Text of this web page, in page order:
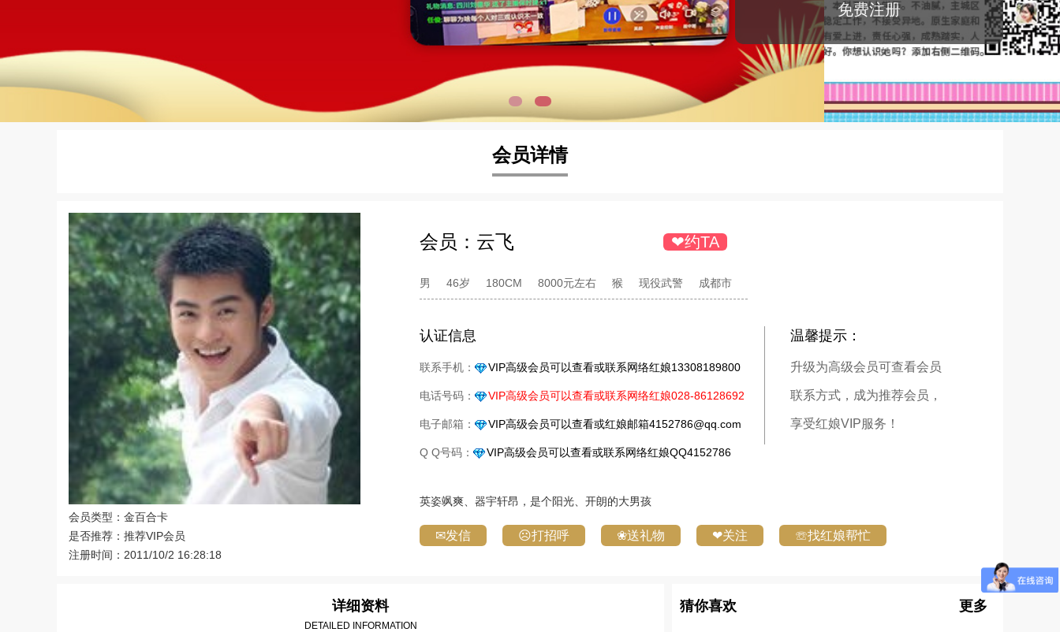
免费注册
会员详情
会员类型：金百合卡
是否推荐：推荐VIP会员
注册时间：2011/10/2 16:28:18
会员： 云飞 ❤约TA
男 46岁 180CM 8000元左右 猴 现役武警 成都市
认证信息
联系手机： VIP高级会员可以查看或联系网络红娘13308189800
电话号码： VIP高级会员可以查看或联系网络红娘028-86128692
电子邮箱： VIP高级会员可以查看或红娘邮箱4152786@qq.com
Q Q号码： VIP高级会员可以查看或联系网络红娘QQ4152786
温馨提示：
升级为高级会员可查看会员
联系方式，成为推荐会员，
享受红娘VIP服务！
英姿飒爽、器宇轩昂，是个阳光、开朗的大男孩
✉发信 ☹打招呼 ❀送礼物 ❤关注 ☏找红娘帮忙
详细资料
DETAILED INFORMATION
猜你喜欢 更多